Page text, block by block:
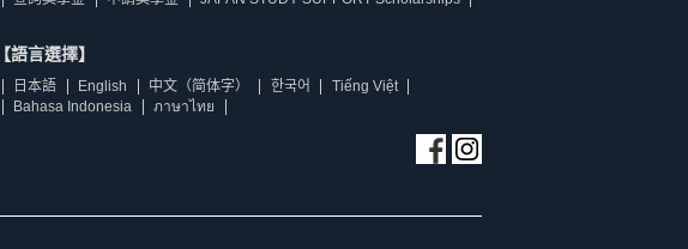
【語言選擇】
日本語 English 中文（简体字） 한국어
Tiếng Việt
Bahasa Indonesia
ภาษาไทย